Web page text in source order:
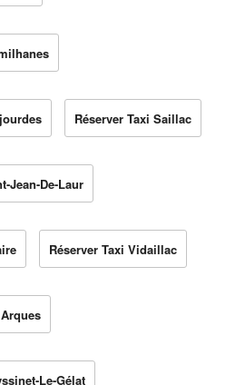
Réserver Taxi Saillac
Jean-De-Laur
Réserver Taxi Vidaillac
Le-Gélat